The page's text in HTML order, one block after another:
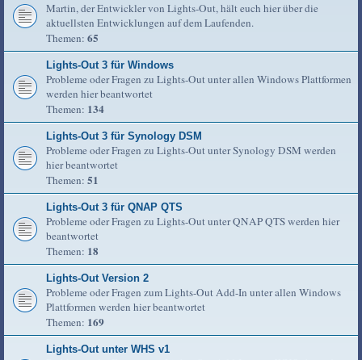
Martin, der Entwickler von Lights-Out, hält euch hier über die
aktuellsten Entwicklungen auf dem Laufenden.
Themen: 65
Lights-Out 3 für Windows
Probleme oder Fragen zu Lights-Out unter allen Windows Plattformen
werden hier beantwortet
Themen: 134
Lights-Out 3 für Synology DSM
Probleme oder Fragen zu Lights-Out unter Synology DSM werden
hier beantwortet
Themen: 51
Lights-Out 3 für QNAP QTS
Probleme oder Fragen zu Lights-Out unter QNAP QTS werden hier
beantwortet
Themen: 18
Lights-Out Version 2
Probleme oder Fragen zum Lights-Out Add-In unter allen Windows
Plattformen werden hier beantwortet
Themen: 169
Lights-Out unter WHS v1